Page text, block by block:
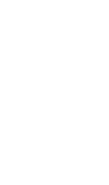
e elegantes com
de chope particular,
pessoal premium